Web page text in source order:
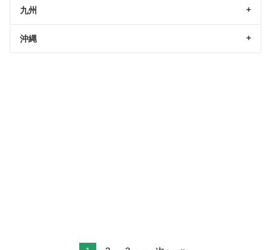
九州
沖縄